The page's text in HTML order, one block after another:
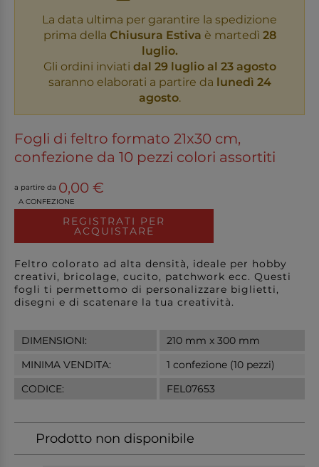
La data ultima per garantire la spedizione
prima della Chiusura Estiva è martedì 28
luglio.
Gli ordini inviati dal 29 luglio al 23 agosto
saranno elaborati a partire da lunedì 24
agosto.
Fogli di feltro formato 21x30 cm,
confezione da 10 pezzi colori assortiti
a partire da 0,00 €
A CONFEZIONE
REGISTRATI PER
ACQUISTARE
Feltro colorato ad alta densità, ideale per hobby
creativi, bricolage, cucito, patchwork ecc. Questi
fogli ti permettomo di personalizzare biglietti,
disegni e di scatenare la tua creatività.
DIMENSIONI:
210 mm x 300 mm
MINIMA VENDITA:
1 confezione (10 pezzi)
CODICE:
FEL07653
Prodotto non disponibile